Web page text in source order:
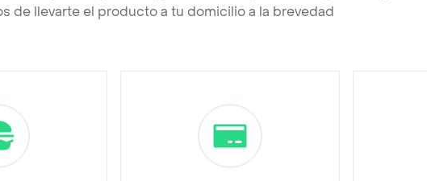
de llevarte el producto a tu domicilio a la brevedad